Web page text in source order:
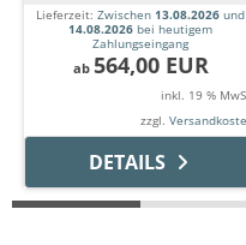
Lieferzeit: Zwischen 13.08.2026 und
14.08.2026 bei heutigem
Zahlungseingang
ab 564,00 EUR
inkl. 19 %
zzgl.
DETAILS